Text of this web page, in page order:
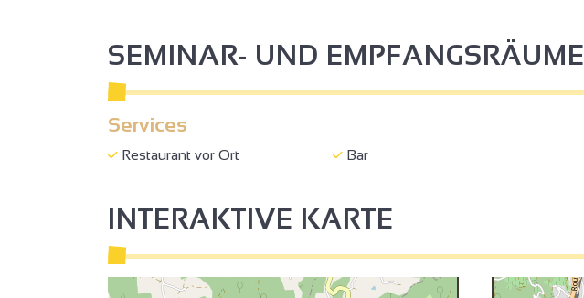
Bewegungsraum
SEMINAR- UND EMPFANGSRÄUME
Services
Restaurant vor Ort Bar
INTERAKTIVE KARTE